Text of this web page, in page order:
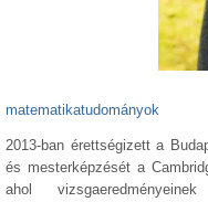
matematikatudományok
2013-ban érettségizett a
és mesterképzését a
ahol